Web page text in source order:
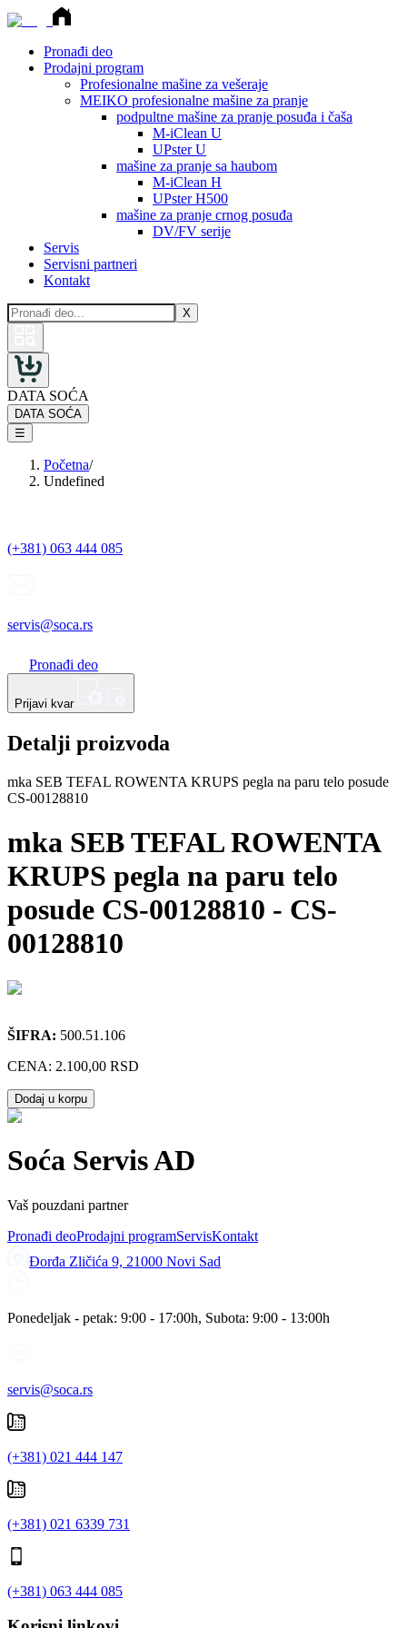
Pronađi deo
Prodajni program
Profesionalne mašine za vešeraje
MEIKO profesionalne mašine za pranje
podpultne mašine za pranje posuđa i čaša
M-iClean U
UPster U
mašine za pranje sa haubom
M-iClean H
UPster H500
mašine za pranje crnog posuđa
DV/FV serije
Servis
Servisni partneri
Kontakt
X
DATA SOĆA
DATA SOĆA
☰
Početna/
Undefined
(+381) 063 444 085
servis@soca.rs
Pronađi deo
Prijavi kvar
Detalji proizvoda
mka SEB TEFAL ROWENTA KRUPS pegla na paru telo posude
CS-00128810
mka SEB TEFAL ROWENTA
KRUPS pegla na paru telo
posude CS-00128810 - CS-
00128810
ŠIFRA: 500.51.106
CENA: 2.100,00 RSD
Dodaj u korpu
Soća Servis AD
Vaš pouzdani partner
Pronađi deoProdajni programServisKontakt
Đorđa Zličića 9, 21000 Novi Sad
Ponedeljak - petak: 9:00 - 17:00h, Subota: 9:00 - 13:00h
servis@soca.rs
(+381) 021 444 147
(+381) 021 6339 731
(+381) 063 444 085